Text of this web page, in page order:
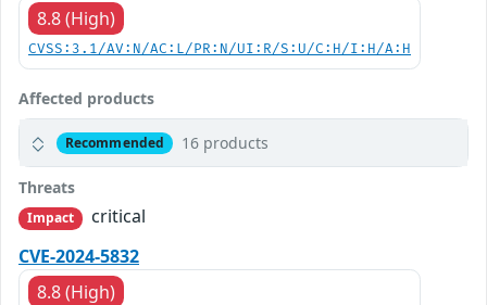
8.8 (High)
CVSS:3.1/AV:N/AC:L/PR:N/UI:R/S:U/C:H/I:H/A:H
Affected products
Recommended 16 products
Threats
Impact
critical
CVE-2024-5832
8.8 (High)